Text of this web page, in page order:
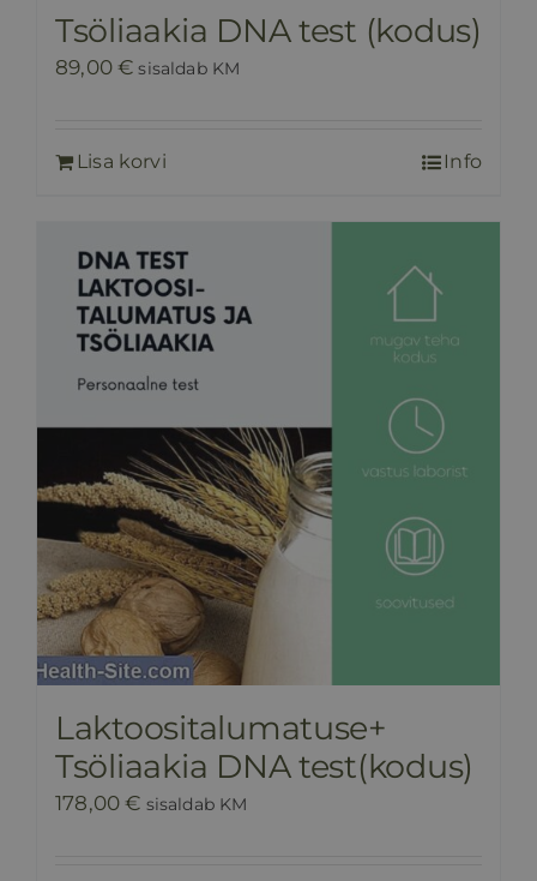
Tsöliaakia DNA test (kodus)
89,00€ sisaldab KM
Lisa korvi Info
Laktoositalumatuse+
Tsöliaakia DNA test(kodus)
178,00€ sisaldab KM